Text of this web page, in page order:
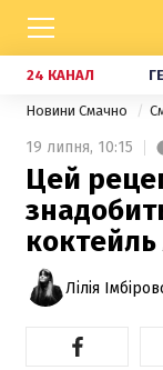
24 КАНАЛ
Новини Смачно
19 липня, 10:15
Цей
Лілія